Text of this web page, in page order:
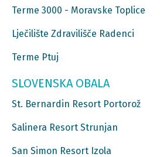
Terme 3000 - Moravske Toplice
Lječilište Zdravilišče Radenci
Terme Ptuj
SLOVENSKA OBALA
St. Bernardin Resort Portorož
Salinera Resort Strunjan
San Simon Resort Izola